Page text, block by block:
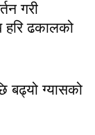
गरी
हरि ढकालको
बढ्यो ग्यासको